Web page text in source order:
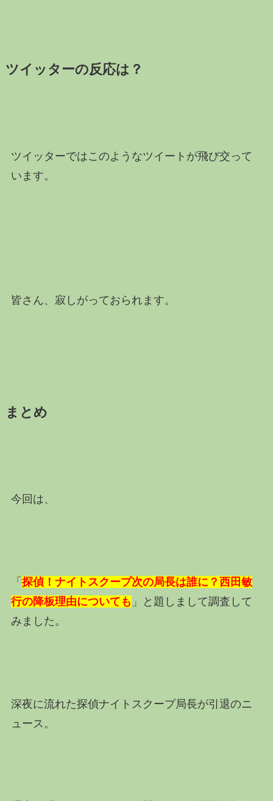
ツイッターの反応は？
ツイッターではこのようなツイートが飛び交って
います。
皆さん、寂しがっておられます。
まとめ
今回は、
「 探偵！ナイトスクープ次の局長は誰に？西田敏
行の降板理由についても 」と題しまして調査して
みました。
深夜に流れた探偵ナイトスクープ局長が引退のニ
ュース。